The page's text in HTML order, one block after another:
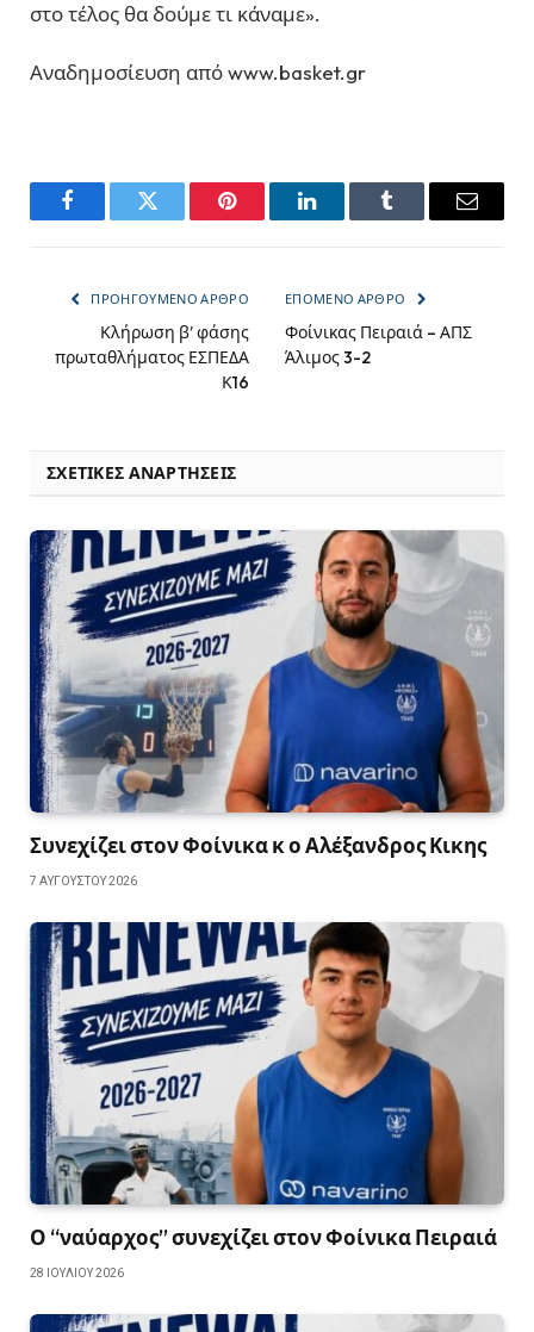
στο τέλος θα δούμε τι κάναμε».
Αναδημοσίευση από www.basket.gr
FacebookTwitter Pinterest LinkedInTumblr Email
ΠΡΟΗΓΟΎΜΕΝΟ ΆΡΘΡΟ
Κλήρωση β’ φάσης
πρωταθλήματος ΕΣΠΕΔΑ
Κ16
ΕΠΌΜΕΝΟ ΆΡΘΡΟ
Φοίνικας Πειραιά – ΑΠΣ
Άλιμος 3-2
ΣΧΕΤΙΚΈΣ ΑΝΑΡΤΉΣΕΙΣ
Συνεχίζει στον Φοίνικα κ ο Αλέξανδρος Κικης
7 ΑΥΓΟΎΣΤΟΥ 2026
Ο “ναύαρχος” συνεχίζει στον Φοίνικα Πειραιά
28 ΙΟΥΛΊΟΥ 2026